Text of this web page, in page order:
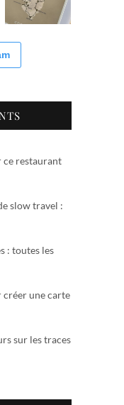
ce restaurant
slow travel :
: toutes les
créer une carte
sur les traces